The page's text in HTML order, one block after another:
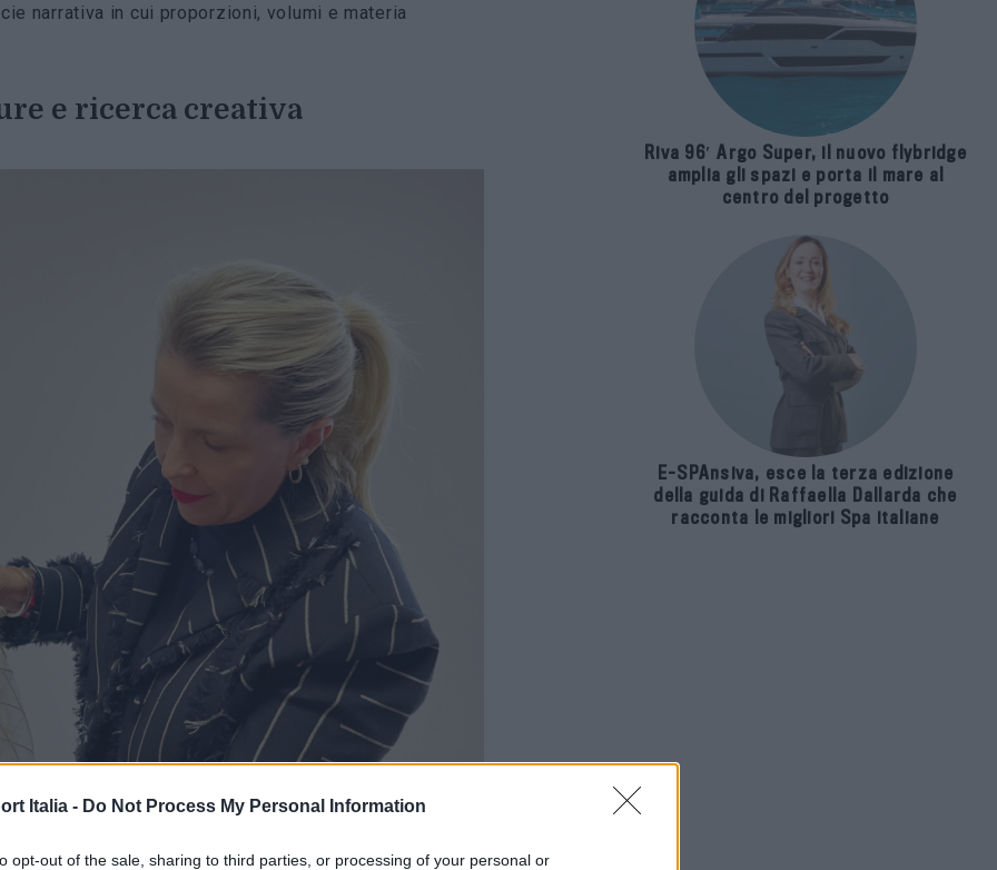
Italia - Do Not Process My Personal Information
opt-out of the sale, sharing to third parties, or processing of your personal or
narrativa in cui proporzioni, volumi e materia
e ricerca creativa
Riva 96′ Argo Super, il nuovo flybridge
amplia gli spazi e porta il mare al
centro del progetto
E-SPAnsiva, esce la terza edizione
della guida di Raffaella Dallarda che
racconta le migliori Spa italiane